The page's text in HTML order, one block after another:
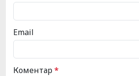
Email
Коментар*